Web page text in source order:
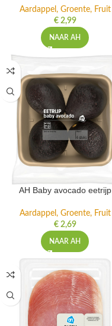
Aardappel, Groente, Fruit
€2,99
NAAR AH
AH Baby avocado eetrijp
Aardappel, Groente, Fruit
€2,69
NAAR AH